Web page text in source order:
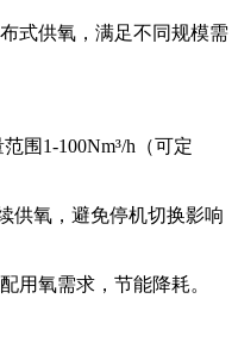
式供氧，满足不同规模需
围1-100Nm³/h（可定
供氧，避免停机切换影响
用氧需求，节能降耗。